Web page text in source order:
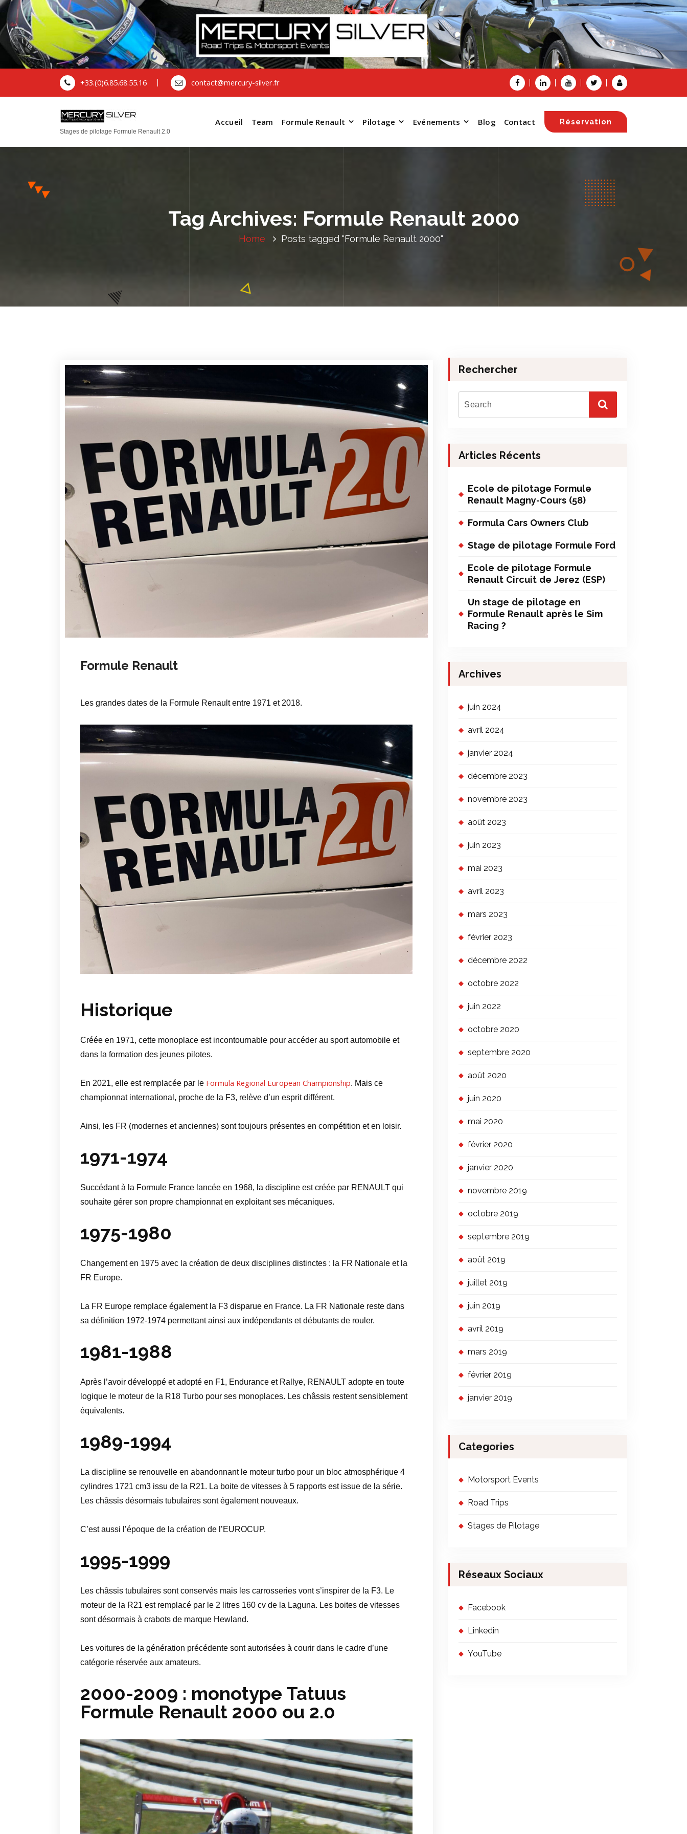
+33.(0)6.85.68.55.16 contact@mercury-silver.fr
Stages de pilotage Formule Renault 2.0
Accueil Team Formule Renault Pilotage Evénements Blog Contact Réservation
Tag Archives: Formule Renault 2000
Home Posts tagged "Formule Renault 2000"
Formule Renault
Les grandes dates de la Formule Renault entre 1971 et 2018.
Historique
Créée en 1971, cette monoplace est incontournable pour accéder au sport automobile et
dans la formation des jeunes pilotes.
En 2021, elle est remplacée par le Formula Regional European Championship. Mais ce
championnat international, proche de la F3, relève d’un esprit différent.
Ainsi, les FR (modernes et anciennes) sont toujours présentes en compétition et en loisir.
1971-1974
Succédant à la Formule France lancée en 1968, la discipline est créée par RENAULT qui
souhaite gérer son propre championnat en exploitant ses mécaniques.
1975-1980
Changement en 1975 avec la création de deux disciplines distinctes : la FR Nationale et la
FR Europe.
La FR Europe remplace également la F3 disparue en France. La FR Nationale reste dans
sa définition 1972-1974 permettant ainsi aux indépendants et débutants de rouler.
1981-1988
Après l’avoir développé et adopté en F1, Endurance et Rallye, RENAULT adopte en toute
logique le moteur de la R18 Turbo pour ses monoplaces. Les châssis restent sensiblement
équivalents.
1989-1994
La discipline se renouvelle en abandonnant le moteur turbo pour un bloc atmosphérique 4
cylindres 1721 cm3 issu de la R21. La boite de vitesses à 5 rapports est issue de la série.
Les châssis désormais tubulaires sont également nouveaux.
C’est aussi l’époque de la création de l’EUROCUP.
1995-1999
Les châssis tubulaires sont conservés mais les carrosseries vont s’inspirer de la F3. Le
moteur de la R21 est remplacé par le 2 litres 160 cv de la Laguna. Les boites de vitesses
sont désormais à crabots de marque Hewland.
Les voitures de la génération précédente sont autorisées à courir dans le cadre d’une
catégorie réservée aux amateurs.
2000-2009 : monotype Tatuus
Formule Renault 2000 ou 2.0
Rechercher
Articles Récents
Ecole de pilotage Formule
Renault Magny-Cours (58)
Formula Cars Owners Club
Stage de pilotage Formule Ford
Ecole de pilotage Formule
Renault Circuit de Jerez (ESP)
Un stage de pilotage en
Formule Renault après le Sim
Racing ?
Archives
juin 2024
avril 2024
janvier 2024
décembre 2023
novembre 2023
août 2023
juin 2023
mai 2023
avril 2023
mars 2023
février 2023
décembre 2022
octobre 2022
juin 2022
octobre 2020
septembre 2020
août 2020
juin 2020
mai 2020
février 2020
janvier 2020
novembre 2019
octobre 2019
septembre 2019
août 2019
juillet 2019
juin 2019
avril 2019
mars 2019
février 2019
janvier 2019
Categories
Motorsport Events
Road Trips
Stages de Pilotage
Réseaux Sociaux
Facebook
Linkedin
YouTube